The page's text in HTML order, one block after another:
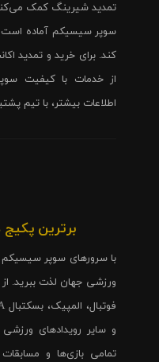
تمدید شیرینگ کمک
سوپر سیسیکم آماده است
از خدمات با کیفیت
اطلاعات بیشتر، با تیم
برترین
با سرورهای سوپر
ورزشی جهان لذت ببرید.
و سایر رویدادهای
تمامی بازی‌ها و مسابقات